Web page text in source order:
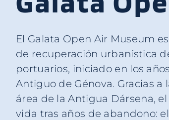
El Galata Open Air Museum
de recuperación urbanística
portuarios, iniciado en los
Antiguo de Génova. Gracias
área de la Antigua Dársena,
vida tras años de abandono:
surge el mercado
pescadores locales venden
pescado de kilómetro cero.
grandes museos marítimos
creado en sus muelles un
historia y la vida de los docks